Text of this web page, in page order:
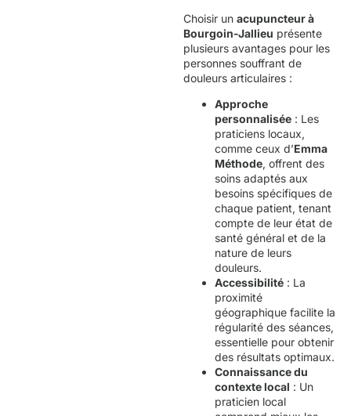
Choisir un acupuncteur à
Bourgoin-Jallieu présente
plusieurs avantages pour les
personnes souffrant de
douleurs articulaires :
Approche
personnalisée : Les
praticiens locaux,
comme ceux d’Emma
Méthode, offrent des
soins adaptés aux
besoins spécifiques de
chaque patient, tenant
compte de leur état de
santé général et de la
nature de leurs
douleurs.
Accessibilité : La
proximité
géographique facilite la
régularité des séances,
essentielle pour obtenir
des résultats optimaux.
Connaissance du
contexte local : Un
praticien local